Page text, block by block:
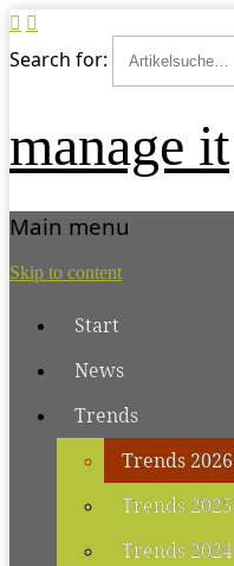
Search for:
manage it
Main menu
Skip to content
Start
News
Trends
Trends 2026
Trends 2025
Trends 2024